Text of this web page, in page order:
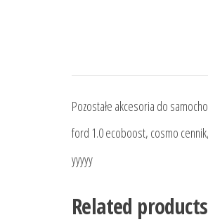
Pozostałe akcesoria do
ford 1.0 ecoboost, cosmo
yyyyy
Related products